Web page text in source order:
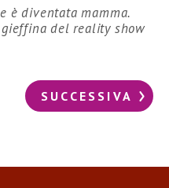
è diventata mamma.
del reality show
SUCCESSIVA